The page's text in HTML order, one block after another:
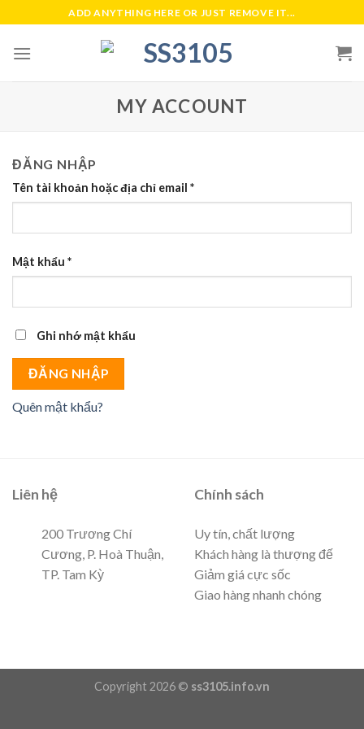
to
content
ADD ANYTHING HERE OR JUST REMOVE IT...
MY ACCOUNT
ĐĂNG NHẬP
Tên tài khoản hoặc địa chỉ email *
Mật khẩu *
Ghi nhớ mật khẩu
ĐĂNG NHẬP
Quên mật khẩu?
Liên hệ
200 Trương Chí
Cương, P. Hoà Thuận,
TP. Tam Kỳ
Chính sách
Uy tín, chất lượng
Khách hàng là thượng đế
Giảm giá cực sốc
Giao hàng nhanh chóng
Copyright 2026 © ss3105.info.vn